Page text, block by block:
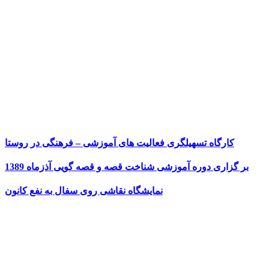
کارگاه تسهیلگری فعالیت های آموزشی – فرهنگی در روستا
بر گزاری دوره آموزشی شناخت قصه و قصه گویی آذزماه 1389
نمایشگاه نقاشی روی سفال به نفع کانون